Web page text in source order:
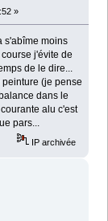
»
s'abîme moins
j'évite de
de le dire...
(je pense
dans le
alu c'est
pars...
IP archivée